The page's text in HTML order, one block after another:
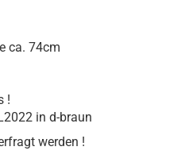
ca. 74cm
!
in d-braun
werden !